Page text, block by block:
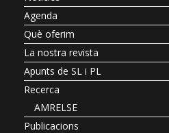
Agenda
Què oferim
La nostra revista
Apunts de SL i PL
Recerca
AMRELSE
Publicacions